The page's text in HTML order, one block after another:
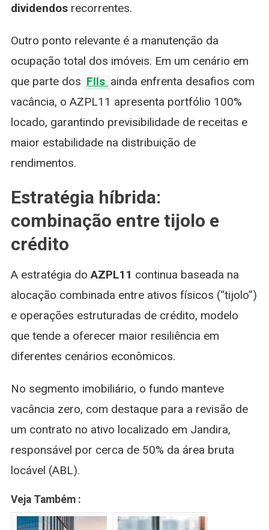
dividendosrecorrentes.
Outro ponto relevante é a manutenção da
ocupação total dos imóveis. Em um cenário em
que parte dos FIIs ainda enfrenta desafios com
vacância, o AZPL11 apresenta portfólio 100%
locado, garantindo previsibilidade de receitas e
maior estabilidade na distribuição de
rendimentos.
Estratégia híbrida:
combinação entre tijolo e
crédito
A estratégia doAZPL11 continua baseada na
alocação combinada entre ativos físicos (“tijolo”)
e operações estruturadas de crédito, modelo
que tende a oferecer maior resiliência em
diferentes cenários econômicos.
No segmento imobiliário, o fundo manteve
vacância zero, com destaque para a revisão de
um contrato no ativo localizado em Jandira,
responsável por cerca de 50% da área bruta
locável (ABL).
Veja Também :